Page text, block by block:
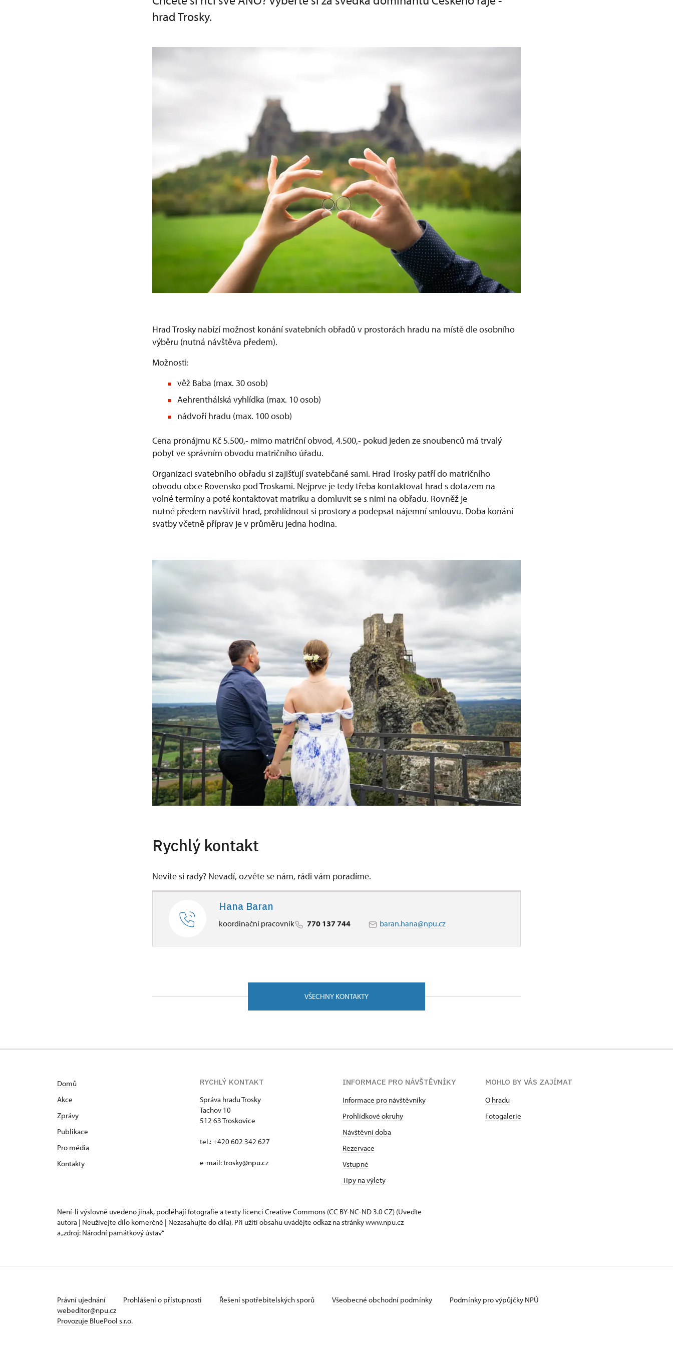
hrad Trosky.
Hrad Trosky nabízí možnost konání svatebních obřadů v prostorách hradu na místě dle osobního
výběru (nutná návštěva předem).
Možnosti:
věž Baba (max. 30 osob)
Aehrenthálská vyhlídka (max. 10 osob)
nádvoří hradu (max. 100 osob)
Cena pronájmu Kč 5.500,- mimo matriční obvod, 4.500,- pokud jeden ze snoubenců má trvalý
pobyt ve správním obvodu matričního úřadu.
Organizaci svatebního obřadu si zajišťují svatebčané sami. Hrad Trosky patří do matričního
obvodu obce Rovensko pod Troskami. Nejprve je tedy třeba kontaktovat hrad s dotazem na
volné termíny a poté kontaktovat matriku a domluvit se s nimi na obřadu. Rovněž je
nutné předem navštívit hrad, prohlídnout si prostory a podepsat nájemní smlouvu. Doba konání
svatby včetně příprav je v průměru jedna hodina.
Rychlý kontakt
Nevíte si rady? Nevadí, ozvěte se nám, rádi vám poradíme.
Hana Baran
koordinační pracovník 770 137 744 baran.hana@npu.cz
VŠECHNY KONTAKTY
Domů
Akce
Zprávy
Publikace
Pro média
Kontakty
RYCHLÝ KONTAKT
Správa hradu Trosky
Tachov 10
512 63 Troskovice
tel.: +420 602 342 627
e-mail:trosky@npu.cz
INFORMACE PRO NÁVŠTĚVNÍKY
Informace pro návštěvníky
Prohlídkové okruhy
Návštěvní doba
Rezervace
Vstupné
Tipy na výlety
MOHLO BY VÁS ZAJÍMAT
O hradu
Fotogalerie
Není-li výslovně uvedeno jinak, podléhají fotografie a texty licenci Creative Commons (CC BY-NC-ND 3.0 CZ) (Uveďte
autora | Neužívejte dílo komerčně | Nezasahujte do díla). Při užití obsahu uvádějte odkaz na stránky www.npu.cz
a „zdroj: Národní památkový ústav“
Právní ujednání Prohlášení o přístupnosti Řešení spotřebitelských sporů Všeobecné obchodní podmínky
Podmínky pro výpůjčky NPÚ
webeditor@npu.cz
Provozuje BluePool s.r.o.